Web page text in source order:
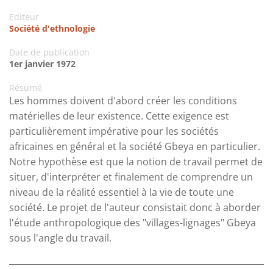
Editeur
Société d'ethnologie
Date de publication
1er janvier 1972
Résumé
Les hommes doivent d'abord créer les conditions
matérielles de leur existence. Cette exigence est
particulièrement impérative pour les sociétés
africaines en général et la société Gbeya en particulier.
Notre hypothèse est que la notion de travail permet de
situer, d'interpréter et finalement de comprendre un
niveau de la réalité essentiel à la vie de toute une
société. Le projet de l'auteur consistait donc à aborder
l'étude anthropologique des "villages-lignages" Gbeya
sous l'angle du travail.